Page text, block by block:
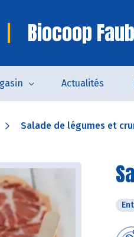
Biocoop
Actualités
Salade de légumes et